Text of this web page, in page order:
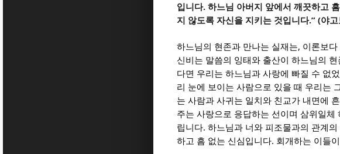
입니다. 하느님 아버지 앞에서 깨끗하고
지 않도록 자신을 지키는 것입니다.” (야고
하느님의 현존과 만나는 실재는, 이론보
신비는 말씀의 잉태와 출산이 하느님의
다면 우리는 하느님과 사랑에 빠질 수 없
리 눈에 보이는 사람으로 있을 때 우리는
는 사람과 사귀는 일치와 친교가 내면에
주는 사랑으로 응답하는 선이며 삼위일
립니다. 하느님과 너와 피조물과의 관계
하고 흠 없는 신심입니다. 회개하는 이들